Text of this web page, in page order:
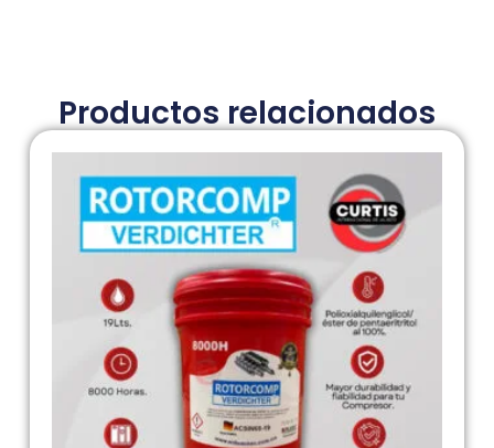
Productos relacionados